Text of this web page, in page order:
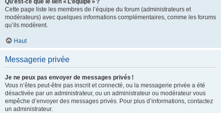
Qu’est-ce que le lien « L’équipe » ?
Cette page liste les membres de l’équipe du forum (administrateurs et
modérateurs) avec quelques informations complémentaires, comme les forums
qu’ils modèrent.
Haut
Messagerie privée
Je ne peux pas envoyer de messages privés !
Vous n’êtes peut-être pas inscrit et connecté, ou la messagerie privée a été
désactivée par un administrateur, ou un administrateur ou modérateur vous
empêche d’envoyer des messages privés. Pour plus d’informations, contactez
un administrateur.